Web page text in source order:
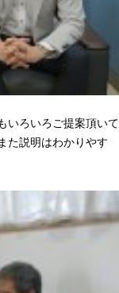
いろいろご提案頂いて
た説明はわかりやす